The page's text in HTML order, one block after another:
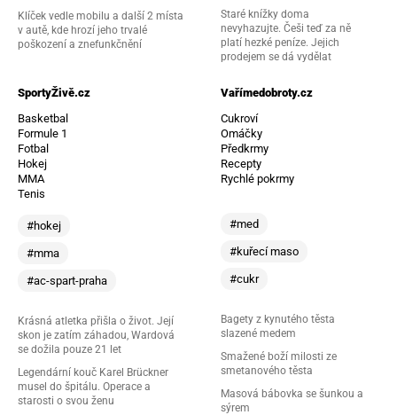
Klíček vedle mobilu a další 2 místa
v autě, kde hrozí jeho trvalé
poškození a znefunkčnění
Staré knížky doma
nevyhazujte. Češi teď za ně
platí hezké peníze. Jejich
prodejem se dá vydělat
SportyŽivě.cz
Basketbal
Formule 1
Fotbal
Hokej
MMA
Tenis
#hokej
#mma
#ac-spart-praha
Krásná atletka přišla o život. Její
skon je zatím záhadou, Wardová
se dožila pouze 21 let
Legendární kouč Karel Brückner
musel do špitálu. Operace a
starosti o svou ženu
Vařímedobroty.cz
Cukroví
Omáčky
Předkrmy
Recepty
Rychlé pokrmy
#med
#kuřecí maso
#cukr
Bagety z kynutého těsta
slazené medem
Smažené boží milosti ze
smetanového těsta
Masová bábovka se šunkou a
sýrem